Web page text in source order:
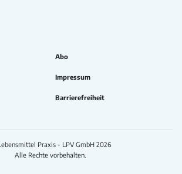
Abo
Impressum
Barrierefreiheit
Praxis - LPV GmbH 2026
Alle Rechte vorbehalten.